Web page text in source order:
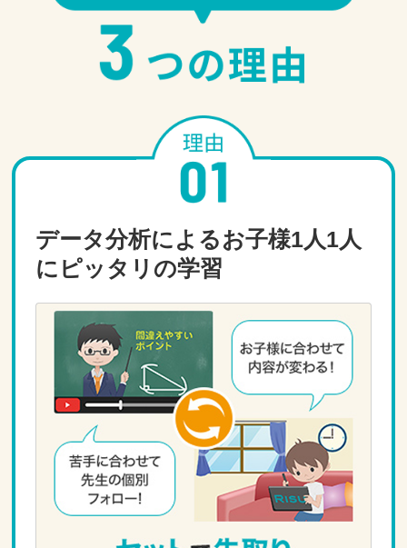
データ分析によるお子様1人1人
にピッタリの学習